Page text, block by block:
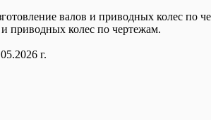
валов и приводных колес по
приводных колес по чертежам.
г.